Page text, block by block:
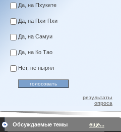
Да, на Пхукете
Да, на Пхи-Пхи
Да, на Самуи
Да, на Ко Тао
Нет, не нырял
результаты
опроса
Обсуждаемые темы
еще...